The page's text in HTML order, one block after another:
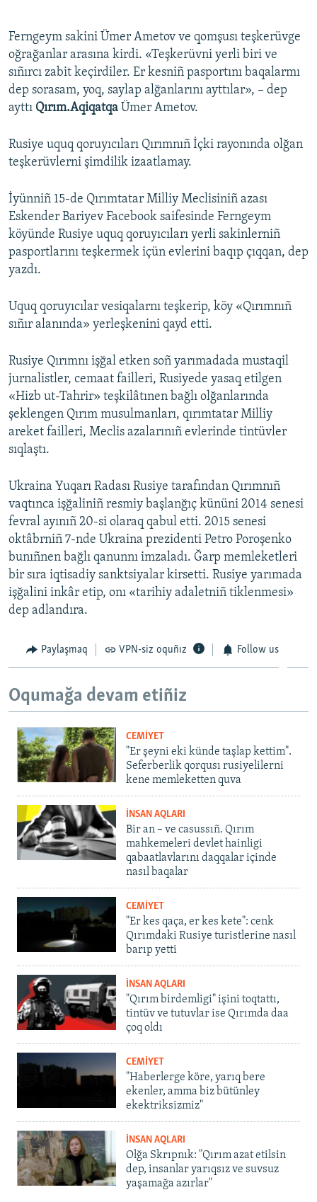
Ferngeym sakini Ümer Ametov ve qomşusı teşkerüvge
oğrağanlar arasına kirdi. «Teşkerüvni yerli biri ve
sıñırcı zabit keçirdiler. Er kesniñ pasportını baqalarmı
dep sorasam, yoq, saylap alğanlarını ayttılar», – dep
ayttı Qırım.Aqiqatqa Ümer Ametov.
Rusiye uquq qoruyıcıları Qırımnıñ İçki rayonında olğan
teşkerüvlerni şimdilik izaatlamay.
İyünniñ 15-de Qırımtatar Milliy Meclisiniñ azası
Eskender Bariyev Facebook saifesinde Ferngeym
köyünde Rusiye uquq qoruyıcıları yerli sakinlerniñ
pasportlarını teşkermek içün evlerini baqıp çıqqan, dep
yazdı.
Uquq qoruyıcılar vesiqalarnı teşkerip, köy «Qırımnıñ
sıñır alanında» yerleşkenini qayd etti.
Rusiye Qırımnı işğal etken soñ yarımadada mustaqil
jurnalistler, cemaat failleri, Rusiyede yasaq etilgen
«Hizb ut-Tahrir» teşkilâtınen bağlı olğanlarında
şeklengen Qırım musulmanları, qırımtatar Milliy
areket failleri, Meclis azalarınıñ evlerinde tintüvler
sıqlaştı.
Ukraina Yuqarı Radası Rusiye tarafından Qırımnıñ
vaqtınca işğaliniñ resmiy başlanğıç kününi 2014 senesi
fevral ayınıñ 20-si olaraq qabul etti. 2015 senesi
oktâbrniñ 7-nde Ukraina prezidenti Petro Poroşenko
bunıñnen bağlı qanunnı imzaladı. Ğarp memleketleri
bir sıra iqtisadiy sanktsiyalar kirsetti. Rusiye yarımada
işğalini inkâr etip, onı «tarihiy adaletniñ tiklenmesi»
dep adlandıra.
Paylaşmaq VPN-siz oquñız Follow us
Oqumağa devam etiñiz
CEMİYET
"Er şeyni eki künde taşlap kettim".
Seferberlik qorqusı rusiyelilerni
kene memleketten quva
İNSAN AQLARI
Bir an – ve casussıñ. Qırım
mahkemeleri devlet hainligi
qabaatlavlarını daqqalar içinde
nasıl baqalar
CEMİYET
"Er kes qaça, er kes kete": cenk
Qırımdaki Rusiye turistlerine nasıl
barıp yetti
İNSAN AQLARI
"Qırım birdemligi" işini toqtattı,
tintüv ve tutuvlar ise Qırımda daa
çoq oldı
CEMİYET
"Haberlerge köre, yarıq bere
ekenler, amma biz bütünley
ekektriksizmiz"
İNSAN AQLARI
Olğa Skrıpnık: "Qırım azat etilsin
dep, insanlar yarıqsız ve suvsuz
yaşamağa azırlar"